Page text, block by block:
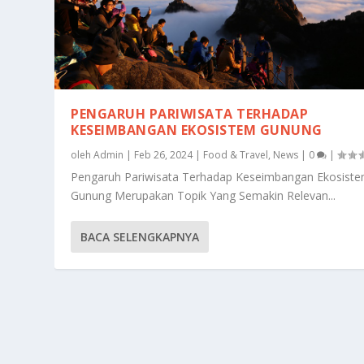
PENGARUH PARIWISATA TERHADAP
KESEIMBANGAN EKOSISTEM GUNUNG
olehAdmin | Feb 26, 2024| Food & Travel, News | 0 |
Pengaruh Pariwisata Terhadap Keseimbangan
Gunung Merupakan Topik Yang Semakin Relevan...
BACA SELENGKAPNYA